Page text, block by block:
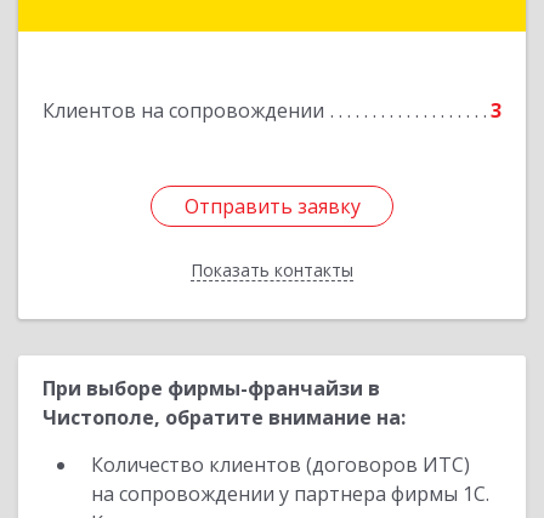
Клиентов на сопровождении 3
Отправить заявку
Показать контакты
Отправить заявку
Назад
При выборе фирмы-франчайзи в
Чистополе, обратите внимание на:
Количество клиентов (договоров ИТС)
на сопровождении у партнера фирмы 1С.